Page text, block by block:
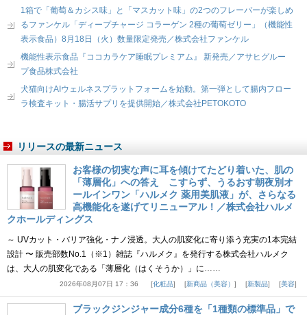
1箱で「葡萄＆カシス味」と「マスカット味」の2つのフレーバーが楽しめ
るファンケル「ディープチャージ コラーゲン 2種の葡萄ゼリー」（機能性
表示食品）8月18日（火）数量限定発売／株式会社ファンケル
機能性表示食品『ココカラケア睡眠プレミアム』 新発売／アサヒグルー
プ食品株式会社
犬猫向けAIウェルネスプラットフォームを始動。第一弾として腸内フロー
ラ検査キット・腸活サプリを提供開始／株式会社PETOKOTO
リリースの最新ニュース
お客様の切実な声に耳を傾けてたどり着いた、肌の
「薄層化」への答え こすらず、うるおす朝夜別オ
ールインワン「ハルメク 薬用美肌液」が、さらなる
高機能化を遂げてリニューアル！／株式会社ハルメ
クホールディングス
～ UVカット・バリア強化・ナノ浸透。大人の肌変化に寄り添う充実の1本完結
設計 〜 販売部数No.1（※1）雑誌『ハルメク』を発行する株式会社ハルメク
は、大人の肌変化である「薄層化（はくそうか）」に……
2026年08月07日 17：36 化粧品 新商品（美容） 新製品 美容
ブラックジンジャー成分6種を「1種類の標準品」で